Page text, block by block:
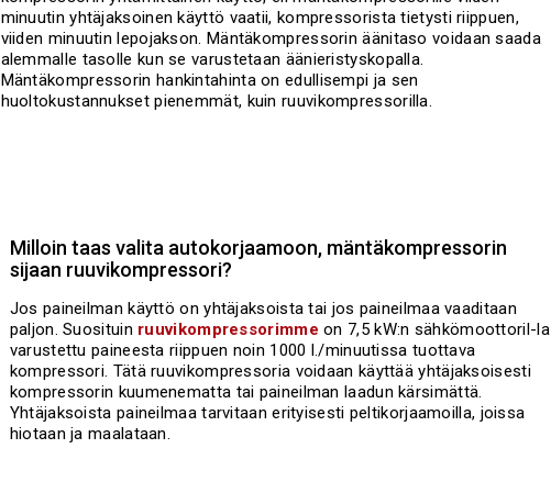
minuutin yhtäjaksoinen käyttö vaatii, kompressorista tietysti riippuen,
viiden minuutin lepojakson. Mäntäkompressorin äänitaso voidaan saada
alemmalle tasolle kun se varustetaan äänieristyskopalla.
Mäntäkompressorin hankintahinta on edullisempi ja sen
huoltokustannukset pienemmät, kuin ruuvikompressorilla.
Milloin taas valita autokorjaamoon, mäntäkompressorin
sijaan ruuvikompressori?
Jos paineilman käyttö on yhtäjaksoista tai jos paineilmaa vaaditaan
paljon. Suosituin ruuvikompressorimme on 7,5 kW:n sähkömoottoril-la
varustettu paineesta riippuen noin 1000 l./minuutissa tuottava
kompressori. Tätä ruuvikompressoria voidaan käyttää yhtäjaksoisesti
kompressorin kuumenematta tai paineilman laadun kärsimättä.
Yhtäjaksoista paineilmaa tarvitaan erityisesti peltikorjaamoilla, joissa
hiotaan ja maalataan.